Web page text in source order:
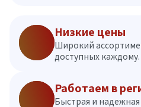
Низкие цены
Широкий
доступных каждому.
Работаем в
Быстрая и